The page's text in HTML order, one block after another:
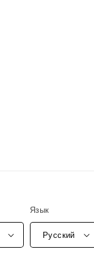
Язык
Русский